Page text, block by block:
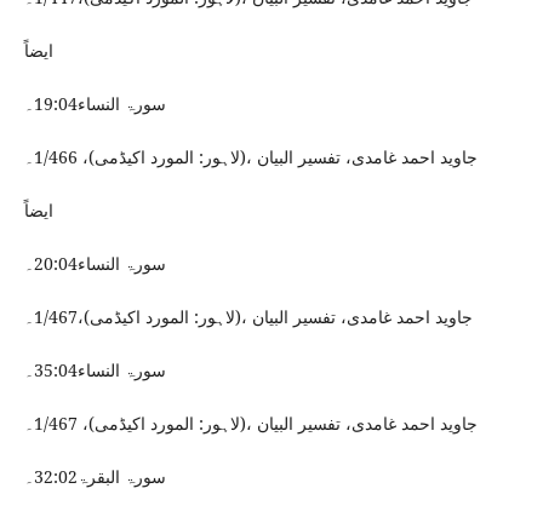
ایضاً
سورۃ النساء19:04۔
جاوید احمد غامدی، تفسیر البیان ،(لاہور: المورد اکیڈمی)، 1/466۔
ایضاً
سورۃ النساء20:04۔
جاوید احمد غامدی، تفسیر البیان ،(لاہور: المورد اکیڈمی)،1/467۔
سورۃ النساء35:04۔
جاوید احمد غامدی، تفسیر البیان ،(لاہور: المورد اکیڈمی)، 1/467۔
سورۃ البقرۃ32:02۔